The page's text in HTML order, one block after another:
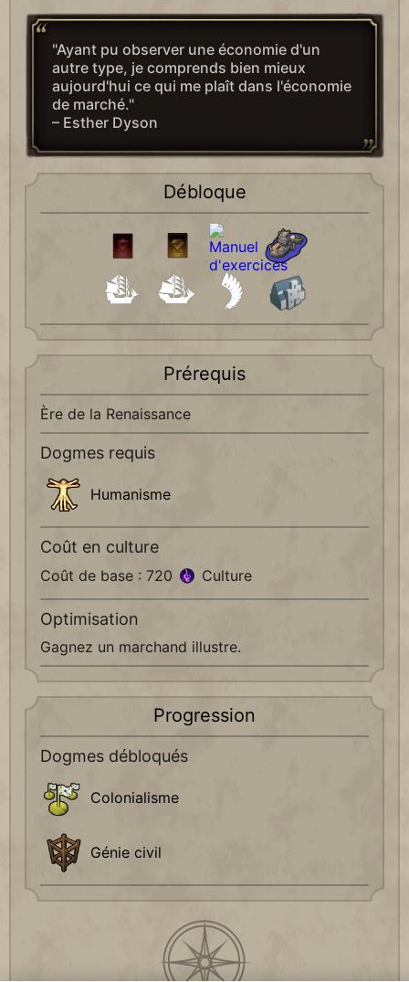
"Ayant pu observer une économie d'un
autre type, je comprends bien mieux
aujourd'hui ce qui me plaît dans l'économie
de marché."
– Esther Dyson
Débloque
Prérequis
Ère de la Renaissance
Dogmes requis
Humanisme
Coût en culture
Coût de base : 720 Culture
Optimisation
Gagnez un marchand illustre.
Progression
Dogmes débloqués
Colonialisme
Génie civil